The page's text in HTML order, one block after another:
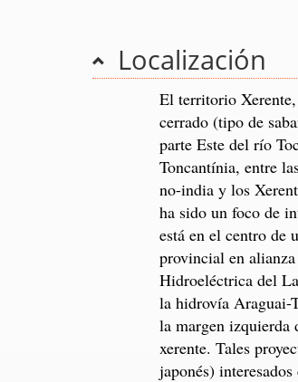
Localización
El territorio
cerrado (tipo de
parte Este del río
Toncantínia, entre
no-india y los
ha sido un foco de
está en el centro de
provincial en
Hidroeléctrica del
la hidrovía Araguai-
la margen
xerente. Tales
japonés)